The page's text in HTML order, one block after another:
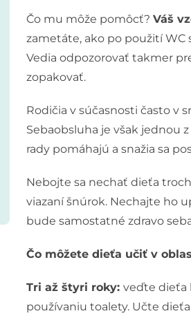
Čo mu môže pomôcť? Váš
zametáte, ako po použití
Vedia odpozorovať takmer
zopakovať.
Rodičia v súčasnosti často v
Sebaobsluha je však jednou
rady pomáhajú a snažia sa
Nebojte sa nechať dieťa
viazaní šnúrok. Nechajte ho
bude samostatné zdravo
Čo môžete dieťa učiť v
Tri až štyri roky: veďte dieťa
používaniu toalety. Učte